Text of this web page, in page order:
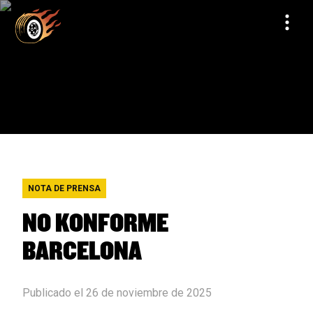
NOTA DE PRENSA
NO KONFORME
BARCELONA
Publicado el 26 de noviembre de 2025